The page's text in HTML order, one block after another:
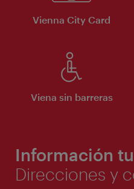
Vienna City Card
Viena sin barreras
Información
Direcciones y